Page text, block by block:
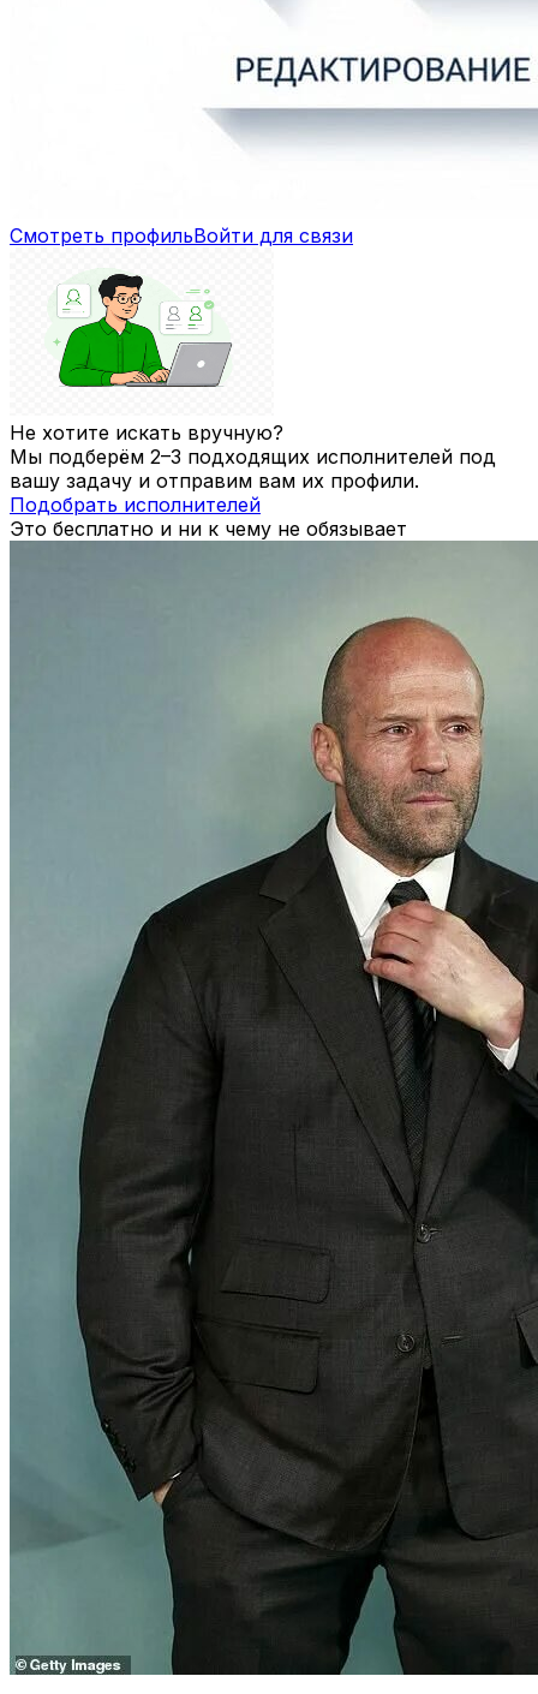
Смотреть профильВойти для связи
Не хотите искать вручную?
Мы подберём 2–3 подходящих исполнителей под
вашу задачу и отправим вам их профили.
Подобрать исполнителей
Это бесплатно и ни к чему не обязывает